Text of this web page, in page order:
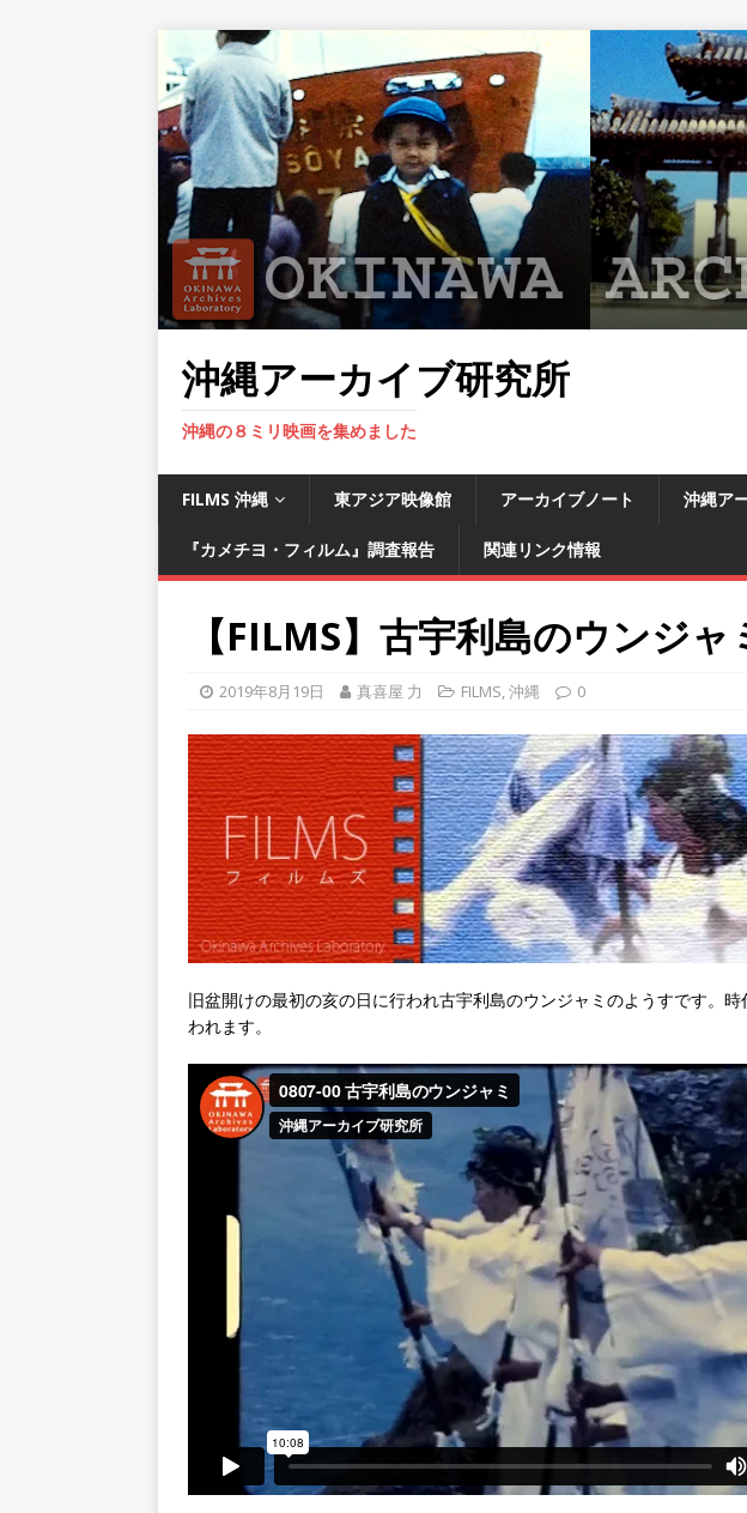
沖縄アーカイブ研究所
沖縄の８ミリ映画を集めました
FILMS 沖縄 東アジア映像館 アーカイブノート 沖縄ア
『カメチヨ・フィルム』調査報告 関連リンク情報
【FILMS】古宇利島のウンジャ
2019年8月19日 真喜屋 力 FILMS,沖縄 0
旧盆開けの最初の亥の日に行われ古宇利島のウンジャミのようすです。
われます。